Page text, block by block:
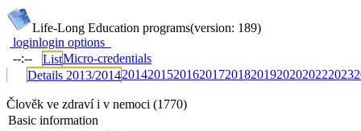
Life-Long Education programs(version: 189)
loginlogin options
--:--
ListMicro-credentials
Details 2013/2014201420152016201720182019202020222023
Člověk ve zdraví i v nemoci (1770)
Basic information